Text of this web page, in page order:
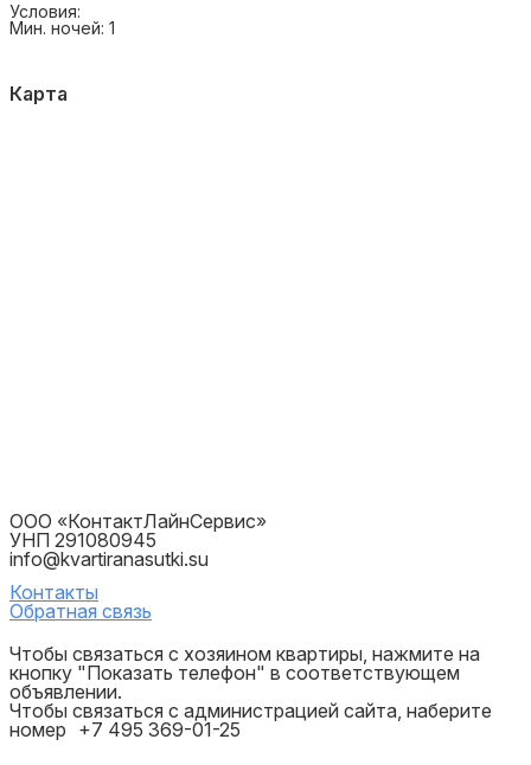
Условия:
Мин. ночей: 1
Карта
ООО «КонтактЛайнСервис»
УНП 291080945
info@kvartiranasutki.su
Контакты
Обратная связь
Чтобы связаться с хозяином квартиры, нажмите на
кнопку "Показать телефон" в соответствующем
объявлении.
Чтобы связаться с администрацией сайта, наберите
номер +7 495 369-01-25